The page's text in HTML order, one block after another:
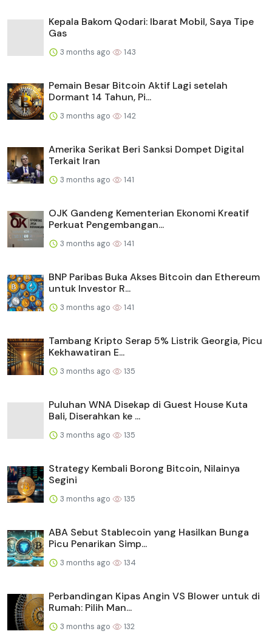
Kepala Bakom Qodari: Ibarat Mobil, Saya Tipe
Gas
3 months ago 143
Pemain Besar Bitcoin Aktif Lagi setelah
Dormant 14 Tahun, Pi...
3 months ago 142
Amerika Serikat Beri Sanksi Dompet Digital
Terkait Iran
3 months ago 141
OJK Gandeng Kementerian Ekonomi Kreatif
Perkuat Pengembangan...
3 months ago 141
BNP Paribas Buka Akses Bitcoin dan Ethereum
untuk Investor R...
3 months ago 141
Tambang Kripto Serap 5% Listrik Georgia, Picu
Kekhawatiran E...
3 months ago 135
Puluhan WNA Disekap di Guest House Kuta
Bali, Diserahkan ke ...
3 months ago 135
Strategy Kembali Borong Bitcoin, Nilainya
Segini
3 months ago 135
ABA Sebut Stablecoin yang Hasilkan Bunga
Picu Penarikan Simp...
3 months ago 134
Perbandingan Kipas Angin VS Blower untuk di
Rumah: Pilih Man...
3 months ago 132